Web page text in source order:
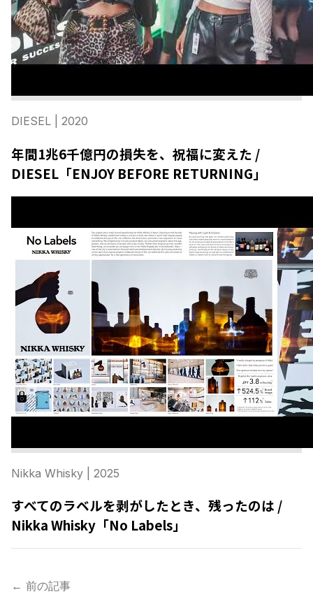
DIESEL | 2020
年間1兆6千億円の損失を、祝福に変えた /
DIESEL「ENJOY BEFORE RETURNING」
Nikka Whisky | 2025
すべてのラベルを剥がしたとき、残ったのは /
Nikka Whisky「No Labels」
← 前の記事